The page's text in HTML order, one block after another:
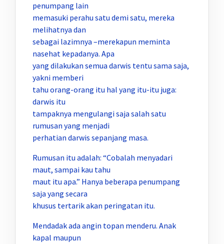
penumpang lain
memasuki perahu satu demi satu, mereka
melihatnya dan
sebagai lazimnya –merekapun meminta
nasehat kepadanya. Apa
yang dilakukan semua darwis tentu sama saja,
yakni memberi
tahu orang-orang itu hal yang itu-itu juga:
darwis itu
tampaknya mengulangi saja salah satu
rumusan yang menjadi
perhatian darwis sepanjang masa.
Rumusan itu adalah: “Cobalah menyadari
maut, sampai kau tahu
maut itu apa.” Hanya beberapa penumpang
saja yang secara
khusus tertarik akan peringatan itu.
Mendadak ada angin topan menderu. Anak
kapal maupun